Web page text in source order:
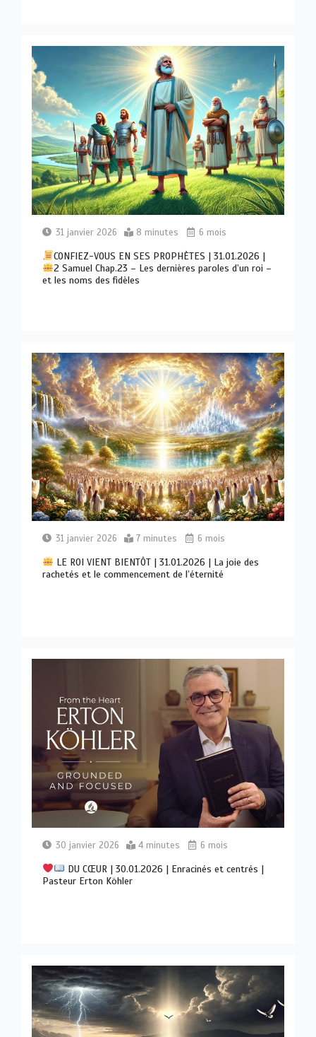
31 janvier 2026 8 minutes 6 mois
CONFIEZ-VOUS EN SES PROPHÈTES | 31.01.2026 |
2 Samuel Chap.23 – Les dernières paroles d’un roi –
et les noms des fidèles
31 janvier 2026 7 minutes 6 mois
LE ROI VIENT BIENTÔT | 31.01.2026 | La joie des
rachetés et le commencement de l’éternité
30 janvier 2026 4 minutes 6 mois
DU CŒUR | 30.01.2026 | Enracinés et centrés |
Pasteur Erton Köhler